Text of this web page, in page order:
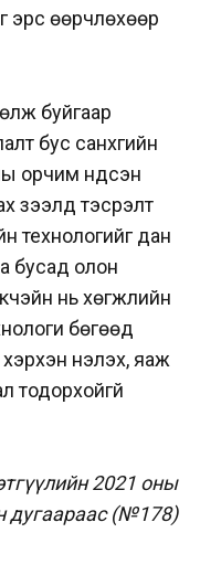
эрс өөрчлөхөөр
буйгаар
бус санхүүгийн
орчим үндсэн
зээлд тэсрэлт
технологийг дан
бусад олон
нь хөгжлийн
бөгөөд
хэрхэн үнэлэх, яаж
тодорхойгүй
2021 оны
дугаараас (№178)